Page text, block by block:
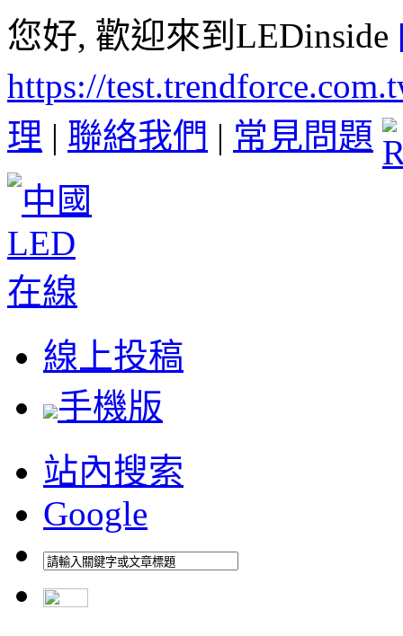
您好, 歡迎來到LEDinside
https://
理 | 聯絡我們 | 常見問題
線上投稿
手機版
站內搜索
Google